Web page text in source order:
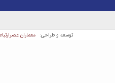
توسعه و طراحی: معماران